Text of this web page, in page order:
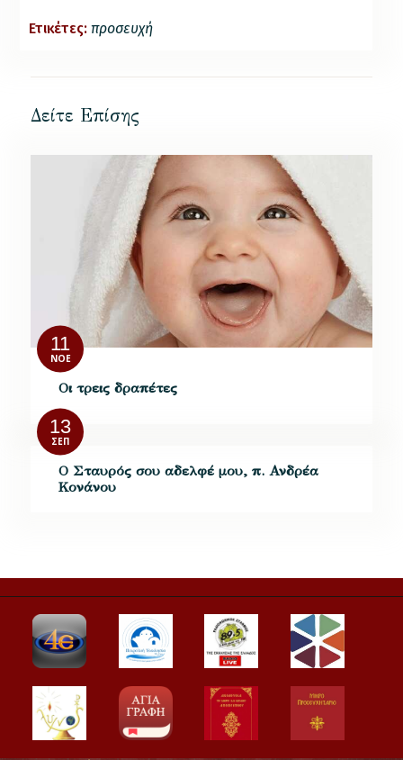
Ετικέτες: προσευχή
Δείτε Επίσης
11
ΝΟΈ
Οι τρεις δραπέτες
13
ΣΕΠ
Ο Σταυρός σου αδελφέ μου, π. Ανδρέα
Κονάνου